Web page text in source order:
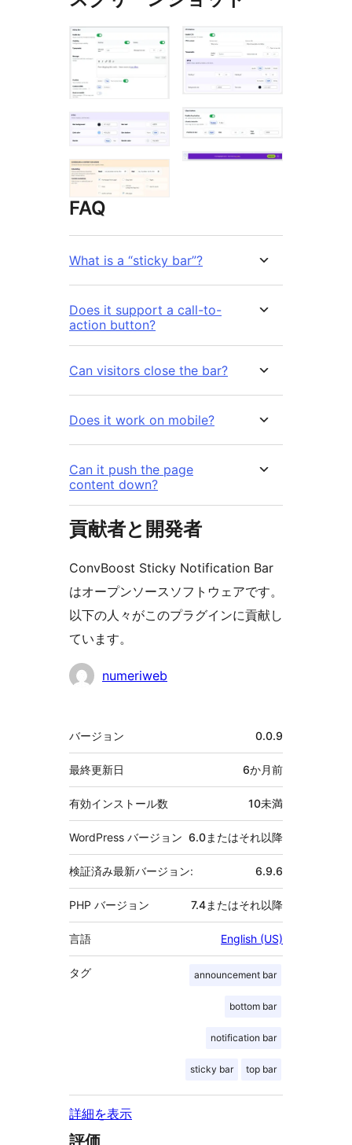
FAQ
What is a “sticky bar”?
Does it support a call-to-
action button?
Can visitors close the bar?
Does it work on mobile?
Can it push the page
content down?
貢献者と開発者
ConvBoost Sticky Notification Bar
はオープンソースソフトウェアです。
以下の人々がこのプラグインに貢献し
ています。
貢
numeriweb
メ
タ
バージョン 0.0.9
最終更新日 6か月前
有効インストール数 10未満
WordPress バージョン 6.0またはそれ以降
検証済み最新バージョン: 6.9.6
PHP バージョン 7.4またはそれ以降
言語 English (US)
タグ announcement bar
bottom bar
notification bar
sticky bar top bar
詳細を表示
評価